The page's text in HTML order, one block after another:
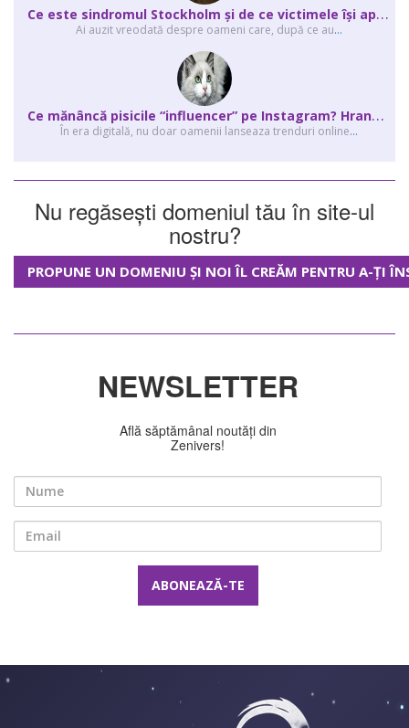
C
e este sindromul Stockholm și de ce victimele își apără agresorii.
Ai auzit vreodată despre oameni care, după ce au...
C
e mănâncă pisicile “influencer” pe Instagram? Hrana lor virală
În era digitală, nu doar oamenii lanseaza trenduri online...
Nu regăsești domeniul tău în site-ul
nostru?
PROPUNE UN DOMENIU ȘI NOI ÎL CREĂM PENTRU A-ȚI
NEWSLETTER
Află săptămânal noutăți din
Zenivers!